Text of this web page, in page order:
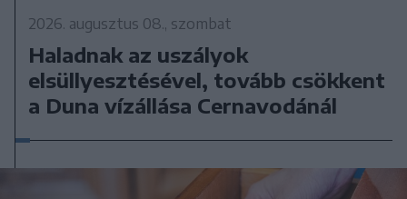
2026. augusztus 08., szombat
Haladnak az uszályok
elsüllyesztésével, tovább csökkent
a Duna vízállása Cernavodánál